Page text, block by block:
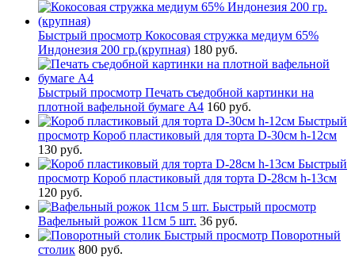
Быстрый просмотр Кокосовая стружка медиум 65%
Индонезия 200 гр.(крупная) 180 руб.
Быстрый просмотр Печать съедобной картинки на
плотной вафельной бумаге А4 160 руб.
Быстрый
просмотр Короб пластиковый для торта D-30см h-12см
130 руб.
Быстрый
просмотр Короб пластиковый для торта D-28см h-13см
120 руб.
Быстрый просмотр
Вафельный рожок 11см 5 шт. 36 руб.
Быстрый просмотр Поворотный
столик 800 руб.